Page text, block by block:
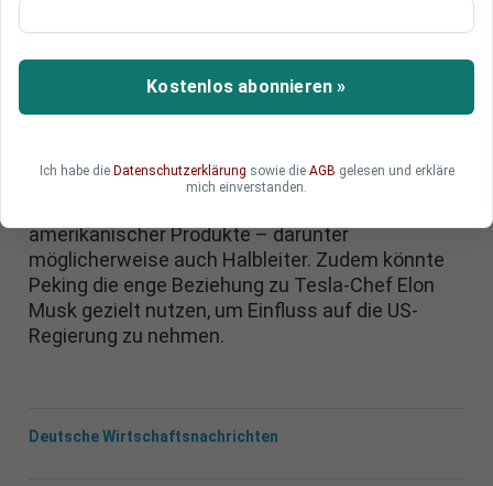
Strategie für ein
Handelsabkommen mit den USA
Donald Trump zu erreichen. Teil dieses Plans ist
amerikanischer Produkte – darunter
möglicherweise auch Halbleiter. Zudem könnte
Peking die enge Beziehung zu Tesla-Chef Elon
Musk gezielt nutzen, um Einfluss auf die US-
Regierung zu nehmen.
Deutsche Wirtschaftsnachrichten
Kostenlos abonnieren »
Ich habe die Datenschutzerklärung sowie die AGB gelesen und erkläre
mich einverstanden.